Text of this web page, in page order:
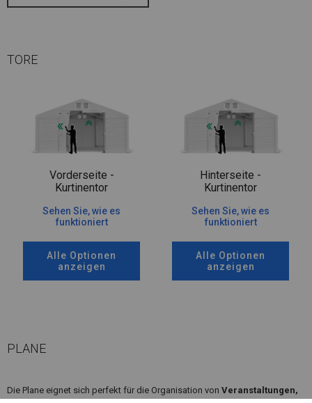
TORE
Vorderseite -
Kurtinentor
Sehen Sie, wie es
funktioniert
Alle Optionen
anzeigen
Hinterseite -
Kurtinentor
Sehen Sie, wie es
funktioniert
Alle Optionen
anzeigen
PLANE
Die Plane eignet sich perfekt für die Organisation von Veranstaltungen,